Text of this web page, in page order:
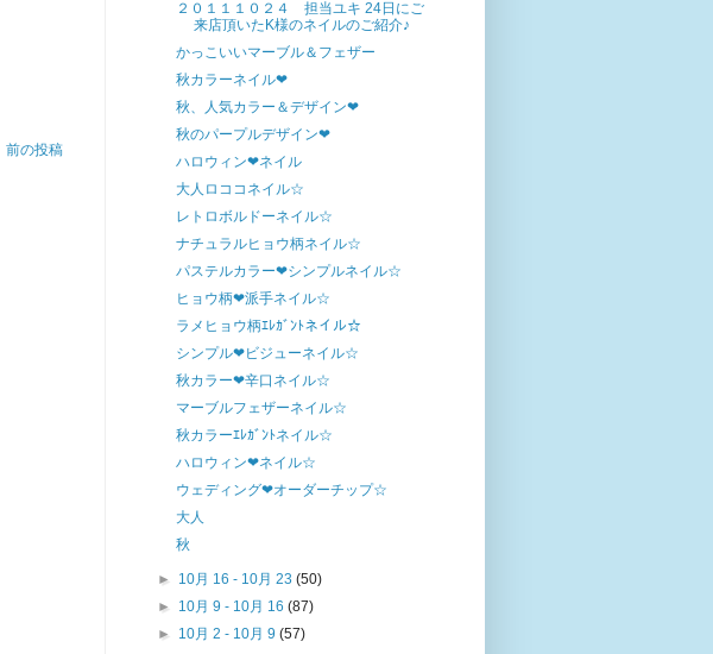
前の投稿
２０１１１０２４ 担当ユキ 24日にご
来店頂いたK様のネイルのご紹介♪
かっこいいマーブル＆フェザー
秋カラーネイル❤
秋、人気カラー＆デザイン❤
秋のパープルデザイン❤
ハロウィン❤ネイル
大人ロココネイル☆
レトロボルドーネイル☆
ナチュラルヒョウ柄ネイル☆
パステルカラー❤シンプルネイル☆
ヒョウ柄❤派手ネイル☆
ラメヒョウ柄ｴﾚｶﾞﾝﾄネイル☆
シンプル❤ビジューネイル☆
秋カラー❤辛口ネイル☆
マーブルフェザーネイル☆
秋カラーｴﾚｶﾞﾝﾄネイル☆
ハロウィン❤ネイル☆
ウェディング❤オーダーチップ☆
大人
秋
► 10月 16 - 10月 23(50)
► 10月 9 - 10月 16(87)
► 10月 2 - 10月 9(57)